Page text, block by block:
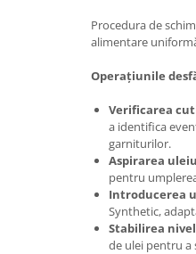
Procedura de
alimentare
Operațiunile
Verificarea
a identifica
garniturilor.
Aspirarea
pentru
Introducerea
Synthetic,
Stabilirea
de ulei pentru